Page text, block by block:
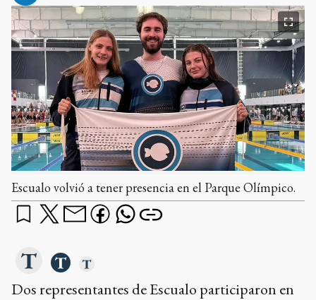
Escualo volvió a tener presencia en el Parque Olímpico.
Dos representantes de Escualo participaron en